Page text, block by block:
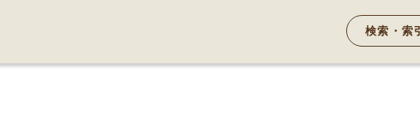
検索・索引